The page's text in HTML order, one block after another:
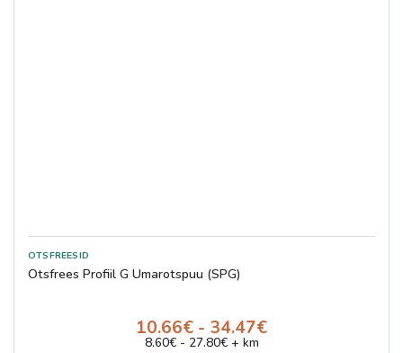
Otsfrees Profiil G Ümarotspuu (SPG)
10.66€ - 34.47€
8.60€ - 27.80€ + km